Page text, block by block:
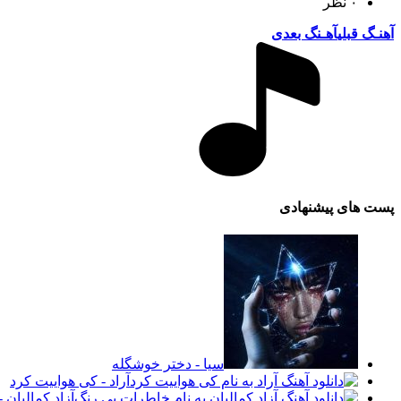
آهنـگ قبلیآهـنگ بعدی
پست های پیشنهادی
سیا - دختر خوشگله
آراد - کی هواییت کرد